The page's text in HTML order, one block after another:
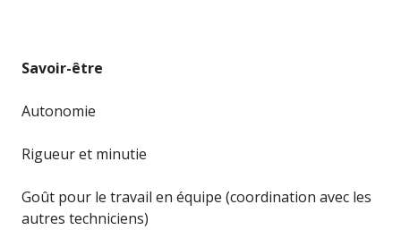
Savoir-être
Autonomie
Rigueur et minutie
Goût pour le travail en équipe (coordination avec les
autres techniciens)